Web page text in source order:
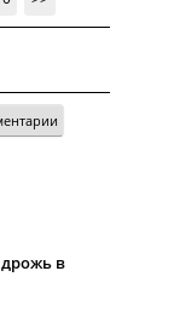
дрожь в